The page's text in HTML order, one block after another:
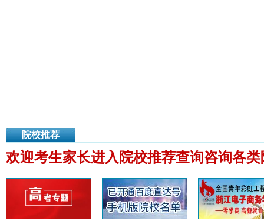
院校推荐
欢迎考生家长进入院校推荐查询咨询各